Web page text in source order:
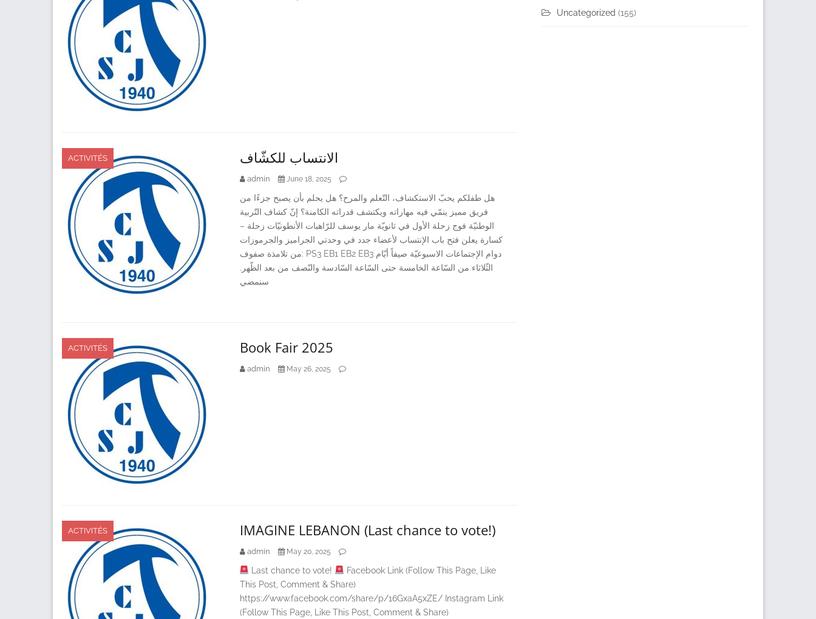
ACTIVITÉS الانتساب للكشّاف
admin June 18, 2025
هل طفلكم يحبّ الاستكشاف، التّعلم والمرح؟ هل يحلم بأن يصبح جزءًا من
فريق مميز ينمّي فيه مهاراته ويكتشف قدراته الكامنة؟ إنّ كشاف التّربية
الوطنيّة فوج زحلة الأول في ثانويّة مار يوسف للرّاهبات الأنطونيّات زحلة –
كسارة يعلن فتح باب الإنتساب لأعضاء جدد في وحدتي الجراميز والجرموزات
من تلامذة صفوف: PS3 EB1 EB2 EB3 دوام الإجتماعات الاسبوعيّة صيفاً أيّام
الثّلاثاء من السّاعة الخامسة حتى السّاعة السّادسة والنّصف من بعد الظّهر.
سنمضي
ACTIVITÉS Book Fair 2025
admin May 26, 2025
ACTIVITÉS IMAGINE LEBANON (Last chance to vote!)
admin May 20, 2025
Last chance to vote!
Facebook Link (Follow This Page, Like
This Post, Comment & Share)
https://www.facebook.com/share/p/16GxaA5xZE/ Instagram Link
(Follow This Page, Like This Post, Comment & Share)
Uncategorized (155)